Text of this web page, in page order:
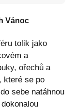
Vánoc
tolik jako
a
ořechů a
které se po
sebe natáhnou